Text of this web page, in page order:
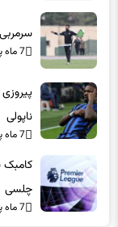
7 ماه پیش
ناپولی
7 ماه پیش
کامبک
چلسی
7 ماه پیش